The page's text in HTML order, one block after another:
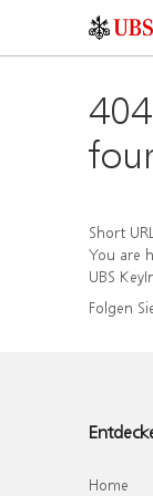
Short
You are
UBS
Folgen
Home